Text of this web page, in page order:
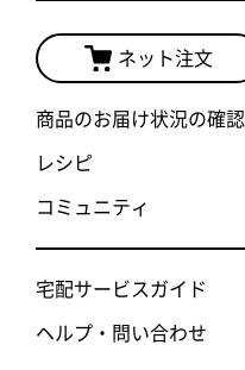
ネット注文
商品のお届け状況の確認
レシピ
コミュニティ
宅配サービスガイド
ヘルプ・問い合わせ